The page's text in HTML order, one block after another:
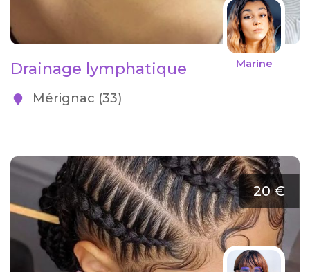
Marine
Drainage lymphatique
Mérignac (33)
20 €